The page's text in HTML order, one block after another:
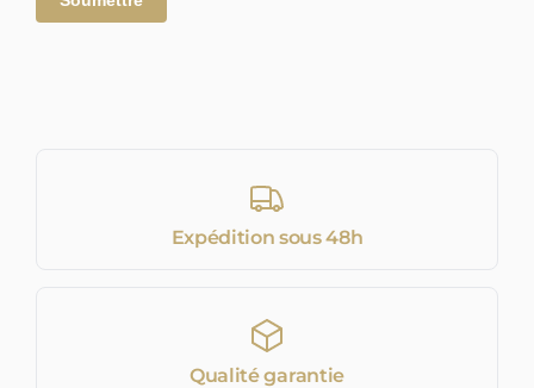
Expédition sous 48h
Qualité garantie